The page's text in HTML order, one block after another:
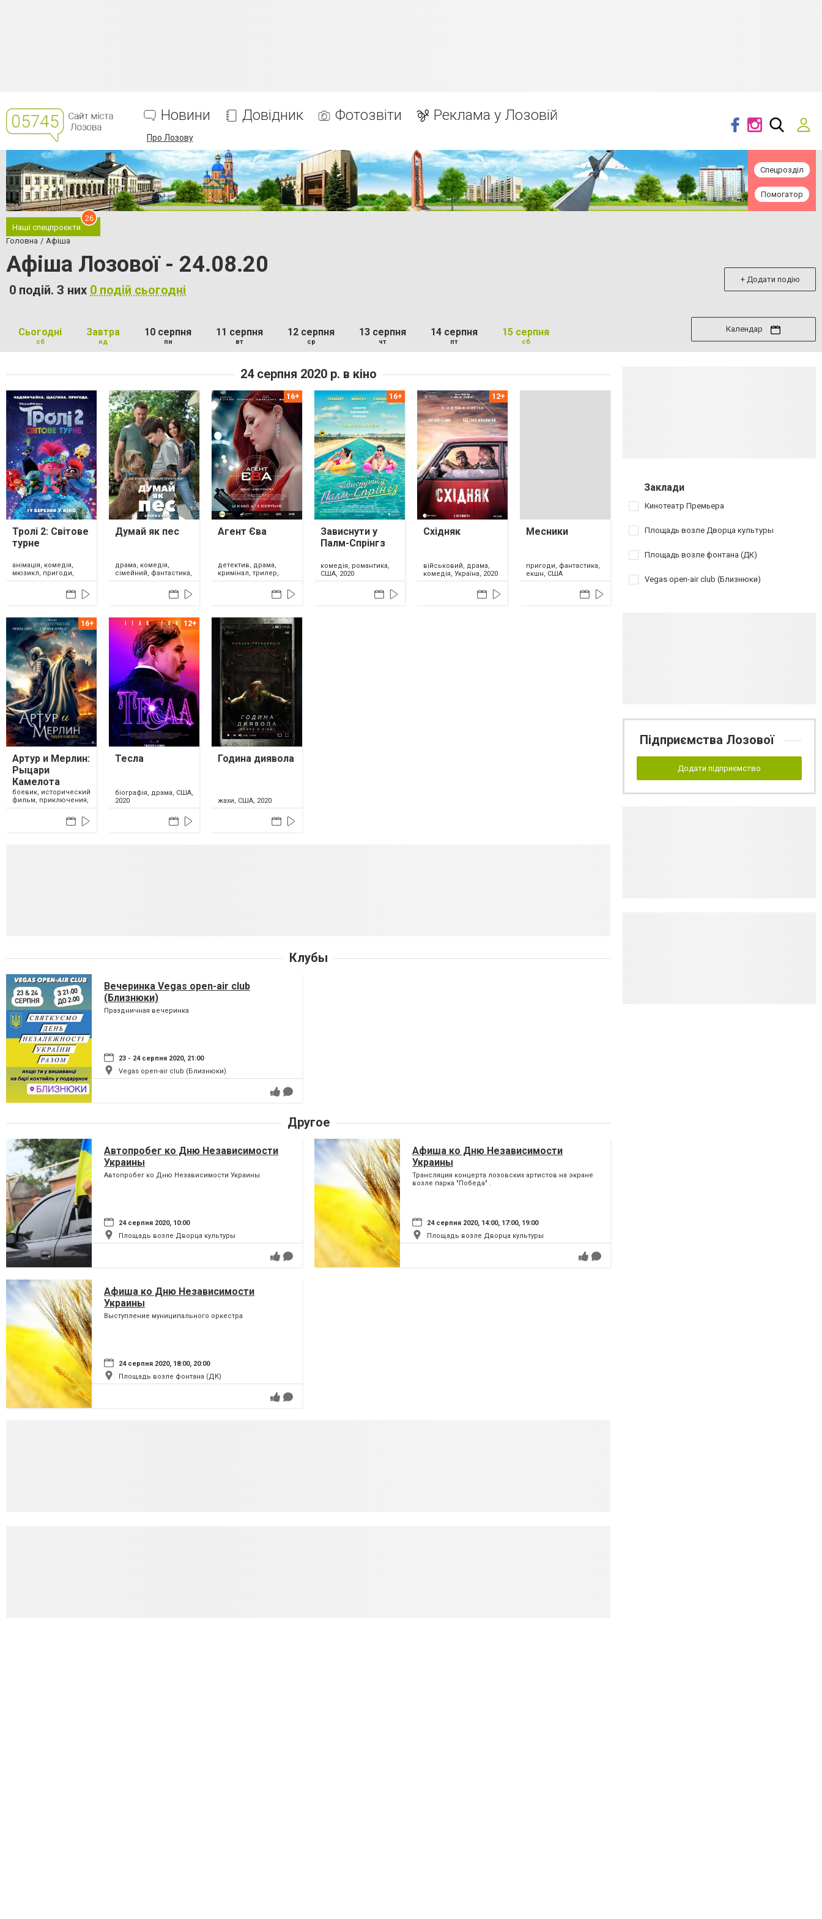
Новини Довідник Фотозвіти Реклама у Лозовій
Про Лозову
Спецрозділ
Помогатор
Наші спецпроєкти
26
Головна Афіша
Афіша Лозової - 24.08.20
0 подій. З них 0 подій сьогодні
+ Додати подію
Сьогодні
сб
Завтра
нд
10 серпня
пн
11 серпня
вт
12 серпня
ср
13 серпня
чт
14 серпня
пт
15 серпня
сб
Календар
24 серпня 2020 р. в кіно
Тролі 2: Світове
турне
анімація, комедія,
мюзикл, пригоди,
сімейний, фентезі,
Думай як пес
драма, комедія,
сімейний, фантастика,
США, 2020
Агент Єва
детектив, драма,
кримінал, трилер,
США, 2020
Зависнути у
Палм-Спрінгз
комедія, романтика,
США, 2020
Східняк
військовий, драма,
комедія, Україна, 2020
Месники
пригоди, фантастика,
екшн, США
Артур и Мерлин:
Рыцари
Камелота
боевик, исторический
фильм, приключения,
Великобритания, 2020
Тесла
біографія, драма, США,
2020
Година диявола
жахи, США, 2020
Клубы
Вечеринка Vegas open-air club
(Близнюки)
Праздничная вечеринка
23 - 24 серпня 2020, 21:00
Vegas open-air club (Близнюки)
Другое
Автопробег ко Дню Независимости
Украины
Автопробег ко Дню Независимости Украины
24 серпня 2020, 10:00
Площадь возле Дворца культуры
Афиша ко Дню Независимости
Украины
Трансляция концерта лозовских артистов на экране
возле парка "Победа" .
24 серпня 2020, 14:00, 17:00, 19:00
Площадь возле Дворца культуры
Афиша ко Дню Независимости
Украины
Выступление муниципального оркестра
24 серпня 2020, 18:00, 20:00
Площадь возле фонтана (ДК)
Заклади
Кинотеатр Премьера
Площадь возле Дворца культуры
Площадь возле фонтана (ДК)
Vegas open-air club (Близнюки)
Підприємства Лозової
Додати підприємство